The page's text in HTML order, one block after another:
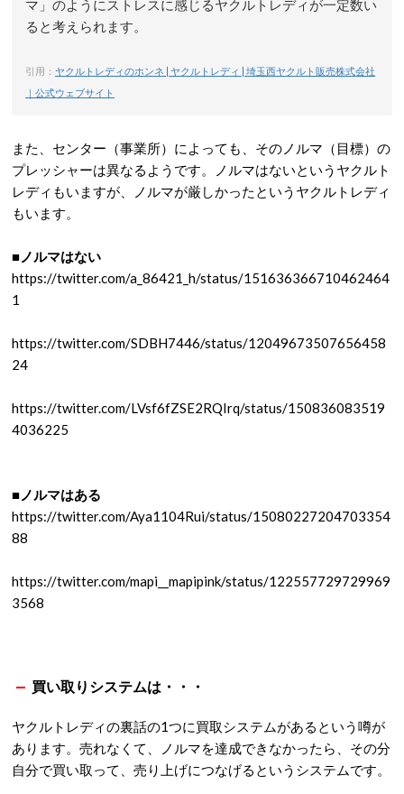
マ」のようにストレスに感じるヤクルトレディが一定数い
ると考えられます。
引用： ヤクルトレディのホンネ | ヤクルトレディ | 埼玉西ヤクルト販売株式会社
｜公式ウェブサイト
また、センター（事業所）によっても、そのノルマ（目標）の
プレッシャーは異なるようです。ノルマはないというヤクルト
レディもいますが、ノルマが厳しかったというヤクルトレディ
もいます。
■ノルマはない
https://twitter.com/a_86421_h/status/151636366710462464
1
https://twitter.com/SDBH7446/status/12049673507656458
24
https://twitter.com/LVsf6fZSE2RQIrq/status/150836083519
4036225
■ノルマはある
https://twitter.com/Aya1104Rui/status/15080227204703354
88
https://twitter.com/mapi__mapipink/status/122557729729969
3568
買い取りシステムは・・・
ヤクルトレディの裏話の1つに買取システムがあるという噂が
あります。売れなくて、ノルマを達成できなかったら、その分
自分で買い取って、売り上げにつなげるというシステムです。